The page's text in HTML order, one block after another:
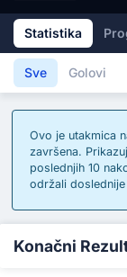
Statistika
Sve Golovi
Ovo je utakmica
završena.
poslednjih 10
održali
Konačni